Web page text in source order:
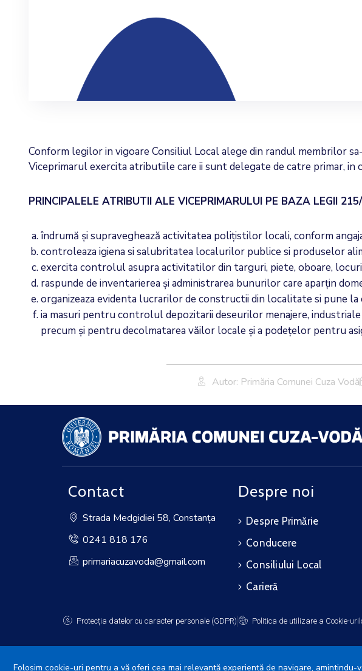
Conform legilor in vigoare Consiliul Local alege din randul membrilor
Viceprimarul exercita atributiile care ii sunt delegate de catre primar,
PRINCIPALELE ATRIBUTII ALE VICEPRIMARULUI PE BAZA LEGII
îndrumă și supraveghează activitatea polițistilor locali, conform
controleaza igiena si salubritatea localurilor publice si produselor
exercita controlul asupra activitatilor din targuri, piete, oboare,
raspunde de inventarierea și administrarea bunurilor care aparțin
organizeaza evidenta lucrarilor de constructii din localitate si pune
ia masuri pentru controlul depozitarii deseurilor menajere,
precum și pentru decolmatarea văilor locale și a podețelor pentru
Autor: Primăria Comunei Cuza Vodă
Contact
Strada Medgidiei 58, Constanța
0241 818 176
primariacuzavoda@gmail.com
Despre noi
Despre Primărie
Conducere
Consiliului Local
Carieră
Protecția datelor cu caracter personale (GDPR) Politica de utilizare a Cookie-
Folosim cookie-uri pentru a vă oferi cea mai relevantă experiență de navigare,